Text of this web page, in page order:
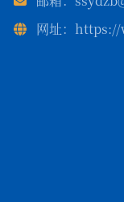
网址：